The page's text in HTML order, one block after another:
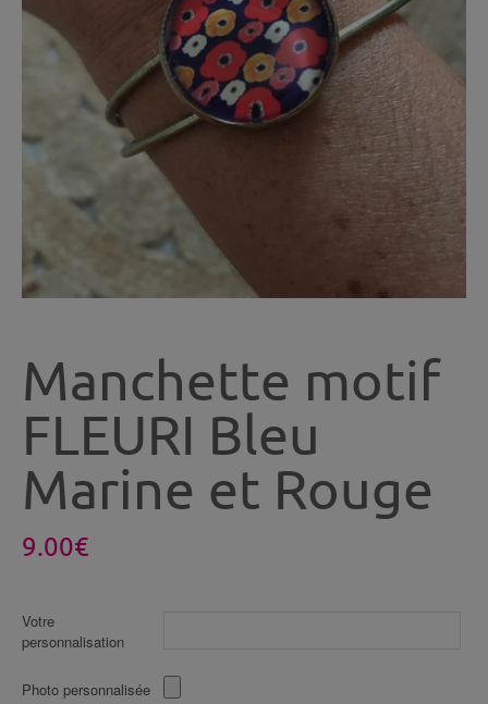
Manchette motif
FLEURI Bleu
Marine et Rouge
9.00€
Votre
personnalisation
Photo personnalisée